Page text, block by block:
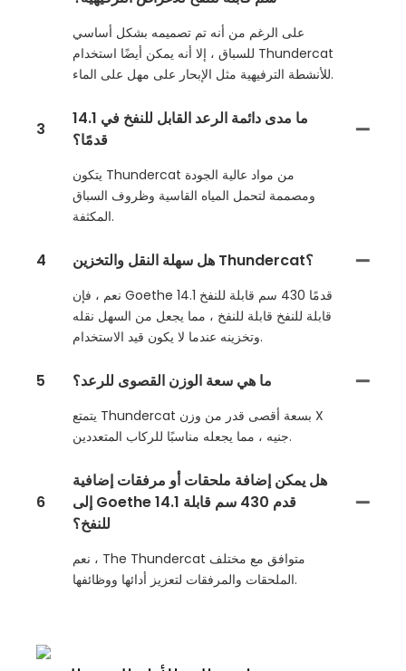
على الرغم من أنه تم تصميمه بشكل أساسي
للسباق ، إلا أنه يمكن أيضًا استخدام Thundercat
للأنشطة الترفيهية مثل الإبحار على مهل على الماء.
3
ما مدى دائمة الرعد القابل للنفخ في 14.1
قدمًا؟
يتكون Thundercat من مواد عالية الجودة
ومصممة لتحمل المياه القاسية وظروف السباق
المكثفة.
4 هل سهلة النقل والتخزين Thundercat؟
نعم ، فإن Goethe 14.1 قدمًا 430 سم قابلة للنفخ
قابلة للنفخ قابلة للنفخ ، مما يجعل من السهل نقله
وتخزينه عندما لا يكون قيد الاستخدام.
5 ما هي سعة الوزن القصوى للرعد؟
يتمتع Thundercat بسعة أقصى قدر من وزن X
جنيه ، مما يجعله مناسبًا للركاب المتعددين.
6
هل يمكن إضافة ملحقات أو مرفقات إضافية
إلى Goethe 14.1 قدم 430 سم قابلة
للنفخ؟
نعم ، The Thundercat متوافق مع مختلف
الملحقات والمرفقات لتعزيز أدائها ووظائفها.